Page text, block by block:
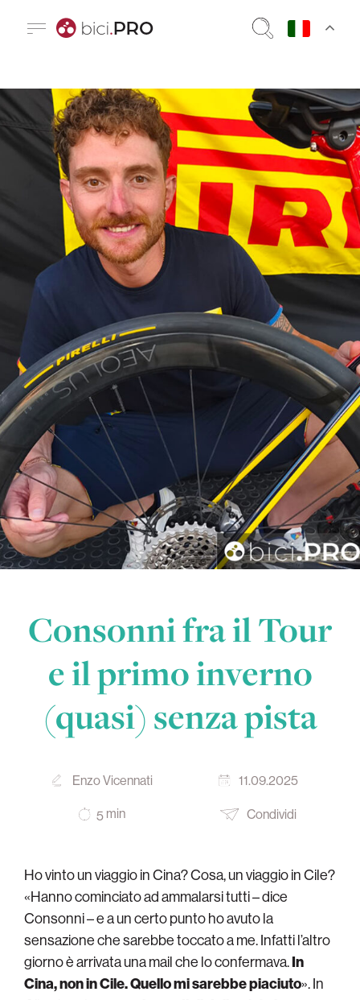
Consonni fra il Tour
e il primo inverno
(quasi) senza pista
Enzo Vicennati 11.09.2025
5 min Condividi
Ho vinto un viaggio in Cina? Cosa, un viaggio in Cile?
«Hanno cominciato ad ammalarsi tutti – dice
Consonni – e a un certo punto ho avuto la
sensazione che sarebbe toccato a me. Infatti l’altro
giorno è arrivata una mail che lo confermava.In
Cina, non in Cile. Quello mi sarebbe piaciuto». In